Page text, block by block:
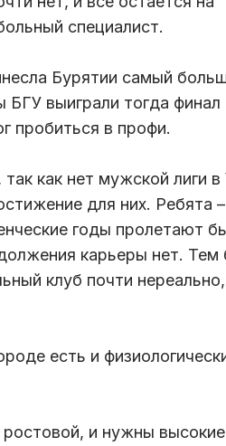
специалист.
Бурятии самый
выиграли тогда финал
пробиться в профи.
как нет мужской лиги
для них. Ребята
годы пролетают
карьеры нет. Тем
клуб почти
есть и
и нужны высокие